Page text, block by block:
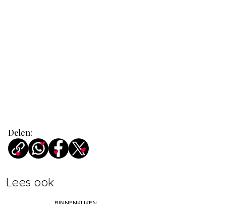
Delen:
Lees ook